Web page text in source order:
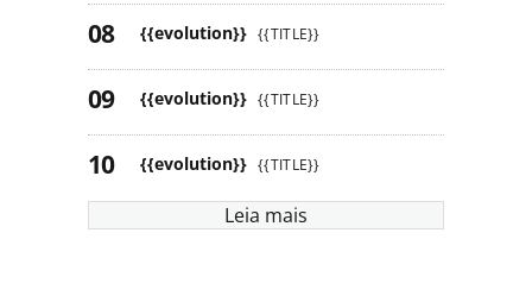
{{evolution}} {{TITLE}}
{{evolution}} {{TITLE}}
{{evolution}} {{TITLE}}
Leia mais